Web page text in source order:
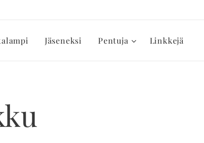
Jäseneksi Pentuja Linkkejä